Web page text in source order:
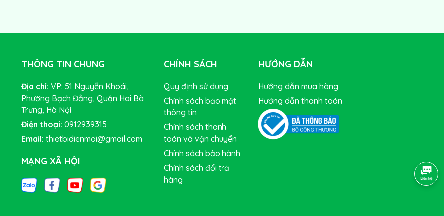
THÔNG TIN CHUNG
Địa chỉ: VP: 51 Nguyễn Khoái,
Phường Bạch Đằng, Quận Hai Bà
Trưng, Hà Nội
Điện thoại: 0912939315
Email: thietbidienmoi@gmail.com
MẠNG XÃ HỘI
CHÍNH SÁCH
Quy định sử dụng
Chính sách bảo mật
thông tin
Chính sách thanh
toán và vận chuyển
Chính sách bảo hành
Chính sách đổi trả
hàng
HƯỚNG DẪN
Hướng dẫn mua hàng
Hướng dẫn thanh toán